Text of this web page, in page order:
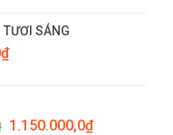
TƯƠI SÁNG
₫
Giá
1.150.000,0₫Giá